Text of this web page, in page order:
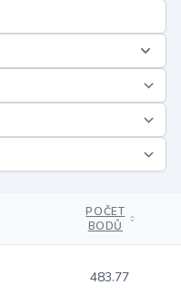
POČET
BODŮ
483.77